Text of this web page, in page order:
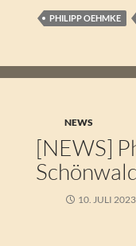
PHILIPP OEHMKE
NEWS
[NEWS]
10. JULI 2023